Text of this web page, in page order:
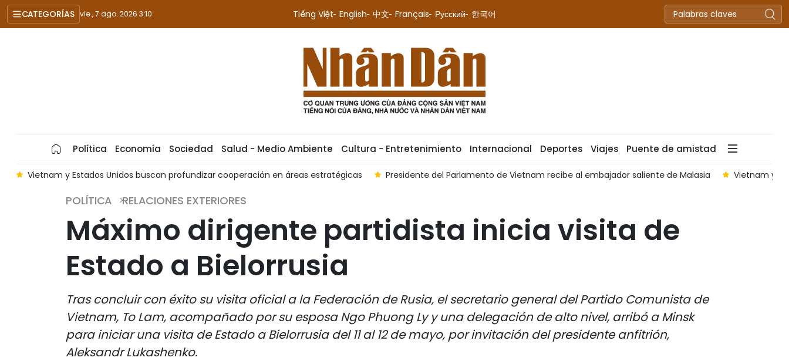
CATEGORÍAS vie., 7 ago. 2026 3:10 Tiếng Việt English 中文 Français Русский 한국어
Política Economía Sociedad Salud - Medio Ambiente Cultura - Entretenimiento Internacional Deportes Viajes Puente de amistad
Vietnam y Estados Unidos buscan profundizar cooperación en áreas estratégicas Presidente del Parlamento de Vietnam recibe al embajador saliente de Malasia Vietnam y
POLÍTICA RELACIONES EXTERIORES
Máximo dirigente partidista inicia visita de
Estado a Bielorrusia
Tras concluir con éxito su visita oficial a la Federación de Rusia, el secretario general del Partido Comunista de
Vietnam, To Lam, acompañado por su esposa Ngo Phuong Ly y una delegación de alto nivel, arribó a Minsk
para iniciar una visita de Estado a Bielorrusia del 11 al 12 de mayo, por invitación del presidente anfitrión,
Aleksandr Lukashenko.